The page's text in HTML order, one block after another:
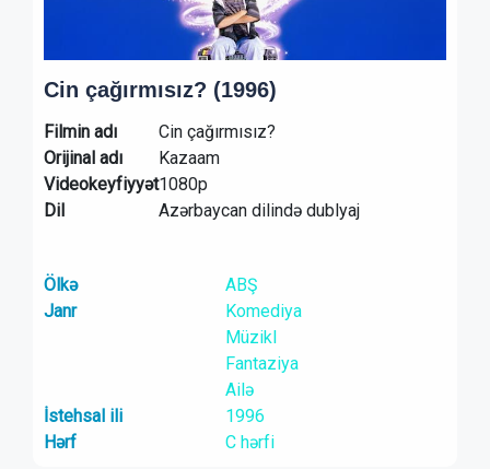
Cin çağırmısız? (1996)
Filmin adı
Cin çağırmısız?
Orijinal adı
Kazaam
Videokeyfiyyət1080p
Dil
Azərbaycan dilində dublyaj
Ölkə
ABŞ
Janr
Komediya
Müzikl
Fantaziya
Ailə
İstehsal ili
1996
Hərf
C hərfi